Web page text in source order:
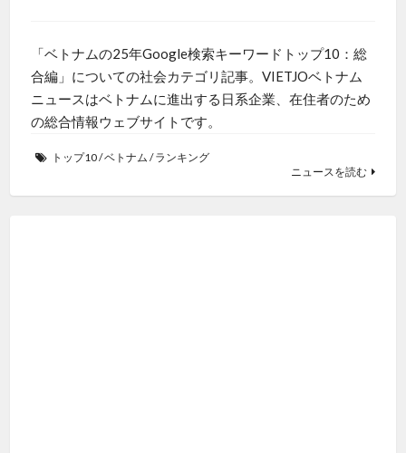
「ベトナムの25年Google検索キーワードトップ10：総
合編」についての社会カテゴリ記事。VIETJOベトナム
ニュースはベトナムに進出する日系企業、在住者のため
の総合情報ウェブサイトです。
トップ10/ベトナム /ランキング
ニュースを読む